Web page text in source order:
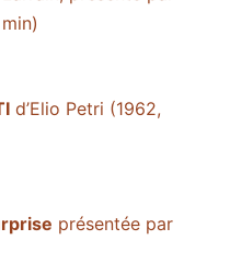
d’Elio Petri (1962,
présentée par